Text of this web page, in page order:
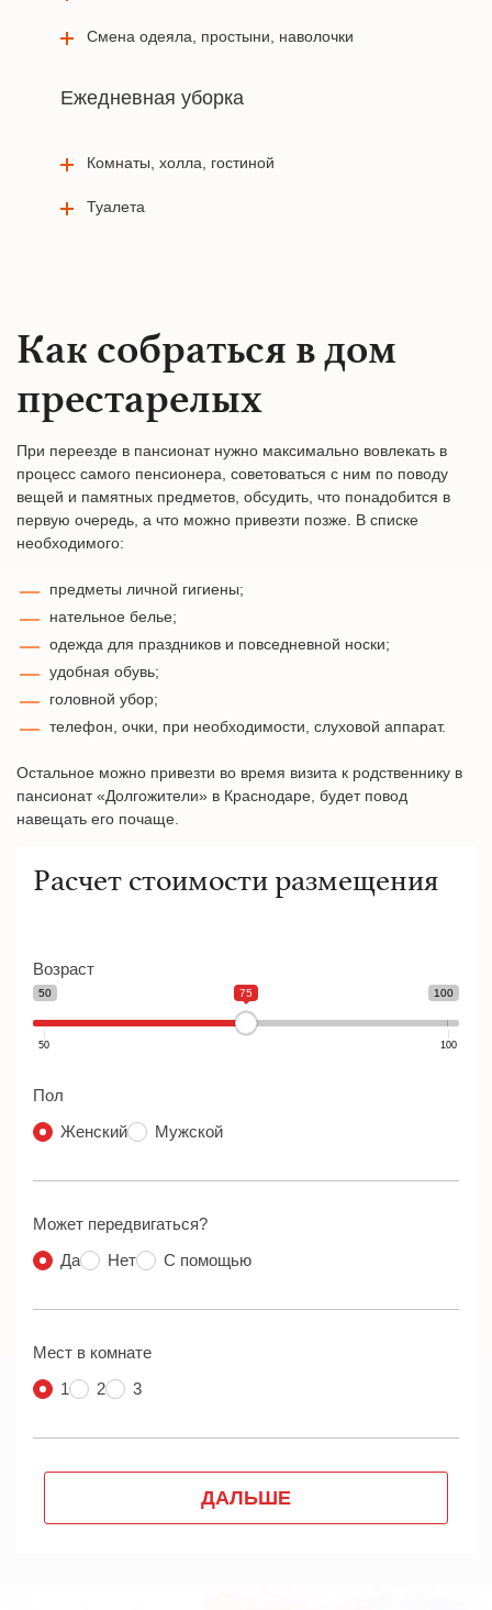
Смена одеяла, простыни, наволочки
Ежедневная уборка
Комнаты, холла, гостиной
Туалета
Как собраться в дом
престарелых
При переезде в пансионат нужно максимально вовлекать в
процесс самого пенсионера, советоваться с ним по поводу
вещей и памятных предметов, обсудить, что понадобится в
первую очередь, а что можно привезти позже. В списке
необходимого:
предметы личной гигиены;
нательное белье;
одежда для праздников и повседневной носки;
удобная обувь;
головной убор;
телефон, очки, при необходимости, слуховой аппарат.
Остальное можно привезти во время визита к родственнику в
пансионат «Долгожители» в Краснодаре, будет повод
навещать его почаще.
Расчет стоимости размещения